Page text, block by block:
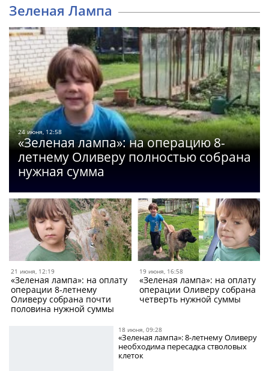
Зеленая Лампа
24 июня, 12:58
«Зеленая лампа»: на операцию 8-
летнему Оливеру полностью собрана
нужная сумма
21 июня, 12:19
«Зеленая лампа»: на оплату
операции 8-летнему
Оливеру собрана почти
половина нужной суммы
19 июня, 16:58
«Зеленая лампа»: на оплату
операции Оливеру собрана
четверть нужной суммы
18 июня, 09:28
«Зеленая лампа»: 8-летнему Оливеру
необходима пересадка стволовых
клеток